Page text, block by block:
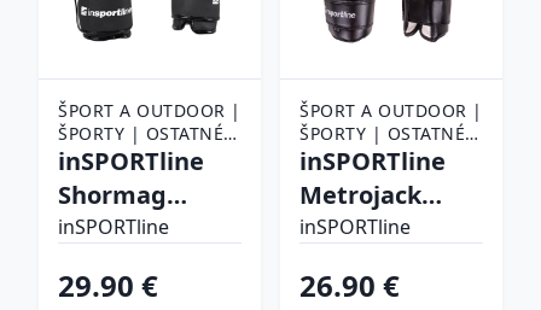
ŠPORT A OUTDOOR |
ŠPORTY | OSTATNÉ
ŠPORTY | BOJOVÉ
BOXERSKÉ RUKAVICE
inSPORTline
Shormag
čierna - 12oz
inSPORTline
29.90 €
ŠPORT A OUTDOOR |
ŠPORTY | OSTATNÉ
ŠPORTY | BOJOVÉ
BOXERSKÉ RUKAVICE
inSPORTline
Metrojack
čierno-biela - 4
inSPORTline
26.90 €